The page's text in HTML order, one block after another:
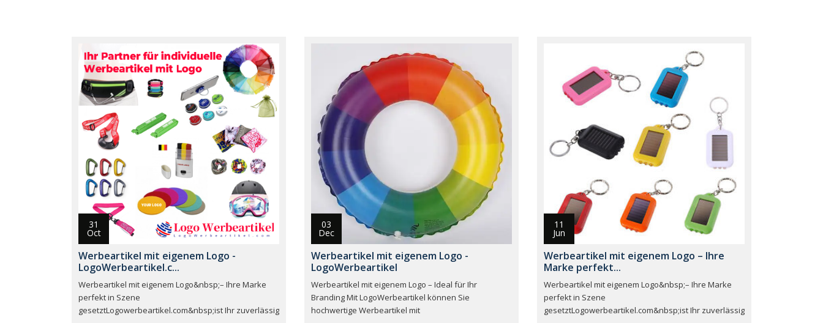
31
Oct
Werbeartikel mit eigenem Logo -
LogoWerbeartikel.c...
Werbeartikel mit eigenem Logo&nbsp;– Ihre Marke
perfekt in Szene
gesetztLogowerbeartikel.com&nbsp;ist Ihr zuverlässig
03
Dec
Werbeartikel mit eigenem Logo -
LogoWerbeartikel
Werbeartikel mit eigenem Logo – Ideal für Ihr
Branding Mit LogoWerbeartikel können Sie
hochwertige Werbeartikel mit
11
Jun
Werbeartikel mit eigenem Logo – Ihre
Marke perfekt...
Werbeartikel mit eigenem Logo&nbsp;– Ihre Marke
perfekt in Szene
gesetztLogowerbeartikel.com&nbsp;ist Ihr zuverlässig